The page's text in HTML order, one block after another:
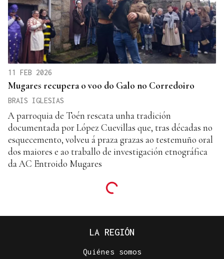
11 FEB 2026
Mugares recupera o voo do Galo no Corredoiro
BRAIS IGLESIAS
A parroquia de Toén rescata unha tradición
documentada por López Cuevillas que, tras décadas no
esquecemento, volveu á praza grazas ao testemuño oral
dos maiores e ao traballo de investigación etnográfica
da AC Entroido Mugares
LA REGIÓN
Quiénes somos